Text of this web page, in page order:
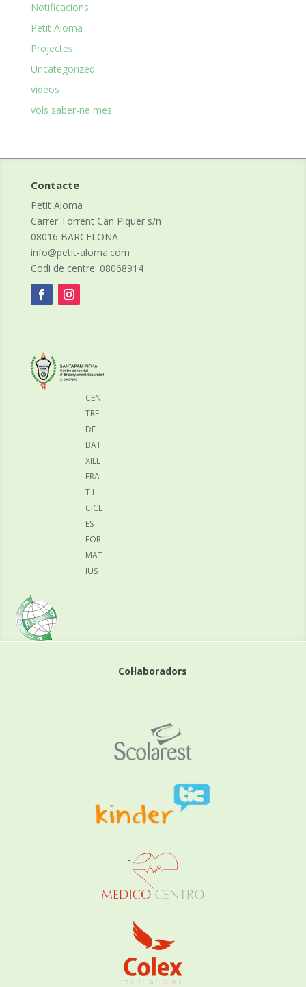
Notificacions
Petit Aloma
Projectes
Uncategorized
videos
vols saber-ne mes
Contacte
Petit Aloma
Carrer Torrent Can Piquer s/n
08016 BARCELONA
info@petit-aloma.com
Codi de centre: 08068914
CEN
TRE
DE
BAT
XILL
ERA
T I
CICL
ES
FOR
MAT
IUS
Col·laboradors